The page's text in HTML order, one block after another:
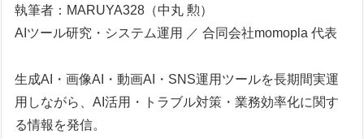
執筆者：MARUYA328（中丸 勲）
AIツール研究・システム運用 ／ 合同会社momopla 代表
生成AI・画像AI・動画AI・SNS運用ツールを長期間実運
用しながら、AI活用・トラブル対策・業務効率化に関す
る情報を発信。